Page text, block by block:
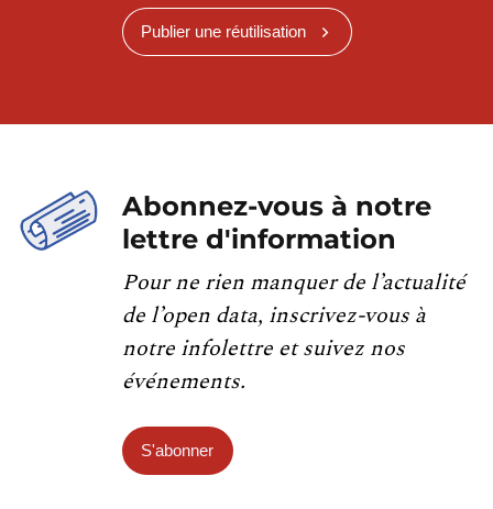
Publier une réutilisation
Abonnez-vous à notre
lettre d'information
Pour ne rien manquer de l’actualité
de l’open data, inscrivez-vous à
notre infolettre et suivez nos
événements.
S'abonner